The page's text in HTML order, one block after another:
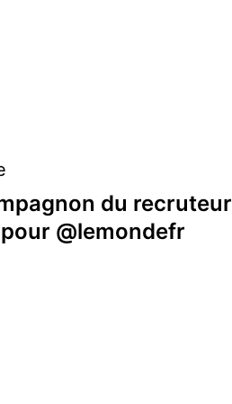
du recruteur
@lemondefr